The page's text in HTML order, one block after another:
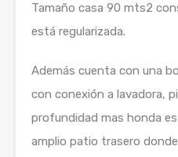
Tamaño casa 90 mts2
está regularizada.
Además cuenta con una
con conexión a lavadora,
profundidad mas honda
amplio patio trasero